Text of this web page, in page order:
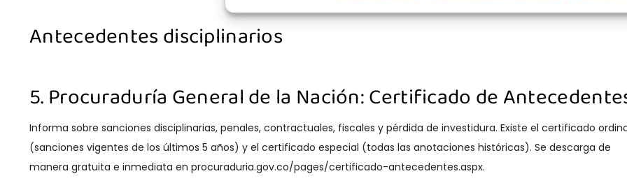
Antecedentes disciplinarios
5. Procuraduría General de la Nación: Certificado de
Informa sobre sanciones disciplinarias, penales, contractuales, fiscales y pérdida de investidura. Existe el certificado
(sanciones vigentes de los últimos 5 años) y el certificado especial (todas las anotaciones históricas). Se descarga de
manera gratuita e inmediata en procuraduria.gov.co/pages/certificado-antecedentes.aspx.